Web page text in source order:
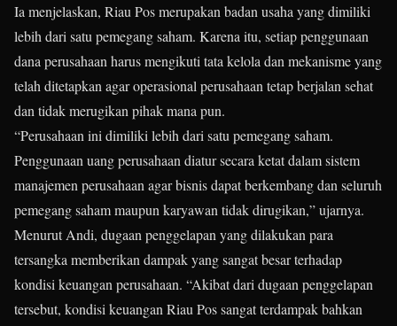
Ia menjelaskan, Riau Pos merupakan badan usaha yang dimiliki
lebih dari satu pemegang saham. Karena itu, setiap penggunaan
dana perusahaan harus mengikuti tata kelola dan mekanisme yang
telah ditetapkan agar operasional perusahaan tetap berjalan sehat
dan tidak merugikan pihak mana pun.
“Perusahaan ini dimiliki lebih dari satu pemegang saham.
Penggunaan uang perusahaan diatur secara ketat dalam sistem
manajemen perusahaan agar bisnis dapat berkembang dan seluruh
pemegang saham maupun karyawan tidak dirugikan,” ujarnya.
Menurut Andi, dugaan penggelapan yang dilakukan para
tersangka memberikan dampak yang sangat besar terhadap
kondisi keuangan perusahaan. “Akibat dari dugaan penggelapan
tersebut, kondisi keuangan Riau Pos sangat terdampak bahkan